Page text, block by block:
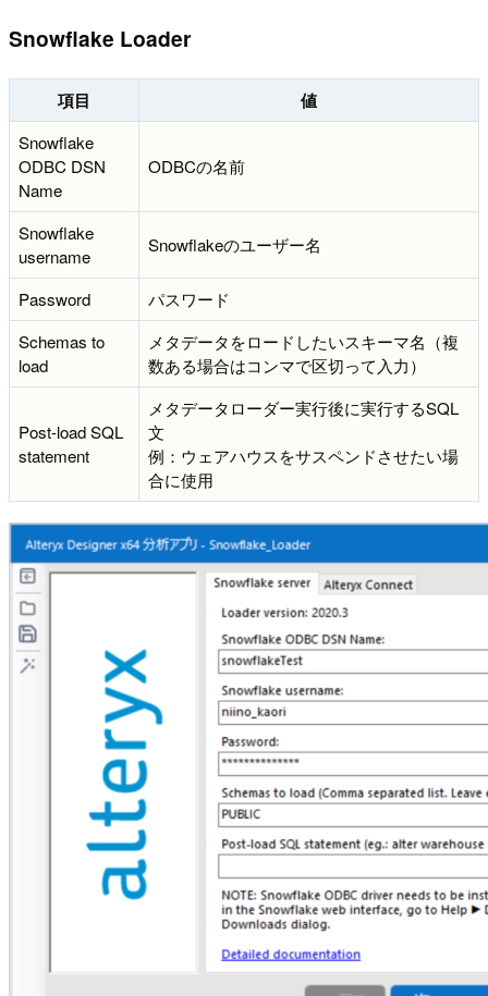
Snowflake Loader
項目 値
Snowflake
ODBC DSN
Name
ODBCの名前
Snowflake
username
Snowflakeのユーザー名
Password
パスワード
Schemas to
load
メタデータをロードしたいスキーマ名（複
数ある場合はコンマで区切って入力）
Post-load SQL
statement
メタデータローダー実行後に実行するSQL
文
例：ウェアハウスをサスペンドさせたい場
合に使用